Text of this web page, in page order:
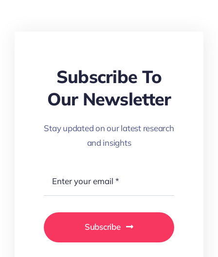
Subscribe To
Our Newsletter
Stay updated on our latest research
and insights
Subscribe